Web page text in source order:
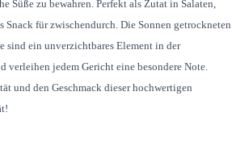
Süße zu bewahren. Perfekt als Zutat in Salaten,
Snack für zwischendurch. Die Sonnen getrockneten
sind ein unverzichtbares Element in der
verleihen jedem Gericht eine besondere Note.
und den Geschmack dieser hochwertigen